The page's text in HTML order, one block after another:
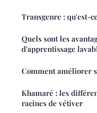
Transgenre : qu'est-
Quels sont les
d'apprentissage
Comment améliorer
Khamaré : les
racines de vétiver